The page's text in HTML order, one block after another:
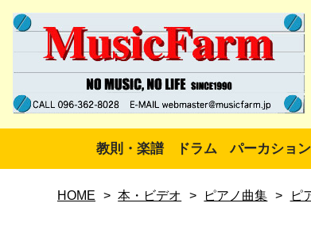
教則・楽譜 ドラム パーカション
HOME > 本・ビデオ > ピアノ曲集 > ピ